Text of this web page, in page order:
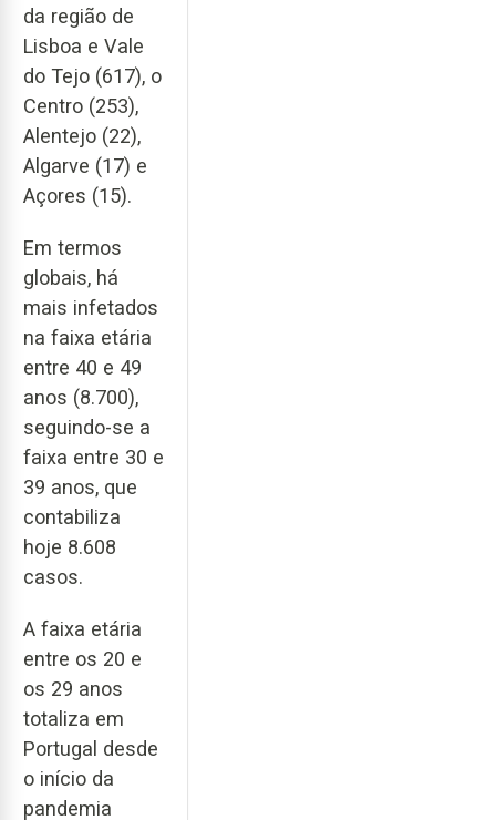
da região de
Lisboa e Vale
do Tejo (617), o
Centro (253),
Alentejo (22),
Algarve (17) e
Açores (15).
Em termos
globais, há
mais infetados
na faixa etária
entre 40 e 49
anos (8.700),
seguindo-se a
faixa entre 30 e
39 anos, que
contabiliza
hoje 8.608
casos.
A faixa etária
entre os 20 e
os 29 anos
totaliza em
Portugal desde
o início da
pandemia